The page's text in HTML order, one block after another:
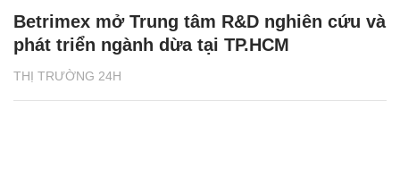
THỊ TRƯỜNG 24H
Betrimex mở Trung tâm R&D nghiên cứu và
phát triển ngành dừa tại TP.HCM